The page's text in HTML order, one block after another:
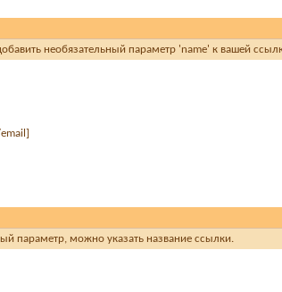
необязательный параметр 'name' к вашей
параметр, можно указать название ссылки.